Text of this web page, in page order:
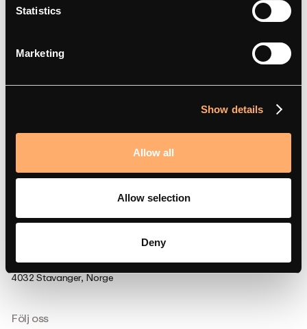
Statistics
Marketing
Show details
Allow all
Allow selection
Deny
Support
FRÅGOR OCH SVAR
Dokumentation
Partnerportal
Följ oss
Strandsvingen 14,
4032 Stavanger, Norge